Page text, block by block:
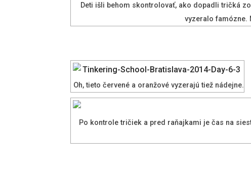
Deti išli behom skontrolovať, ako dopadli tričká
vyzeralo famózne.
Oh, tieto červené a oranžové vyzerajú tiež nádejne.
Po kontrole tričiek a pred raňajkami je čas na